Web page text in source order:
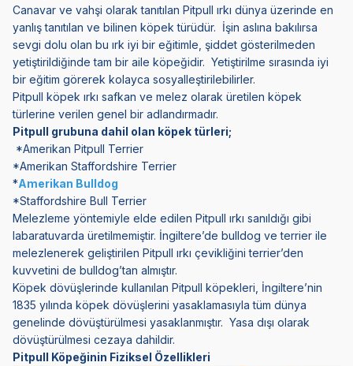
Canavar ve vahşi olarak tanıtılan Pitpull ırkı dünya üzerinde en
yanlış tanıtılan ve bilinen köpek türüdür. İşin aslına bakılırsa
sevgi dolu olan bu ırk iyi bir eğitimle, şiddet gösterilmeden
yetiştirildiğinde tam bir aile köpeğidir. Yetiştirilme sırasında iyi
bir eğitim görerek kolayca sosyalleştirilebilirler.
Pitpull köpek ırkı safkan ve melez olarak üretilen köpek
türlerine verilen genel bir adlandırmadır.
Pitpull grubuna dahil olan köpek türleri;
*Amerikan Pitpull Terrier
*Amerikan Staffordshire Terrier
*Amerikan Bulldog
*Staffordshire Bull Terrier
Melezleme yöntemiyle elde edilen Pitpull ırkı sanıldığı gibi
labaratuvarda üretilmemiştir. İngiltere’de bulldog ve terrier ile
melezlenerek geliştirilen Pitpull ırkı çevikliğini terrier’den
kuvvetini de bulldog’tan almıştır.
Köpek dövüşlerinde kullanılan Pitpull köpekleri, İngiltere’nin
1835 yılında köpek dövüşlerini yasaklamasıyla tüm dünya
genelinde dövüştürülmesi yasaklanmıştır. Yasa dışı olarak
dövüştürülmesi cezaya dahildir.
Pitpull Köpeğinin Fiziksel Özellikleri